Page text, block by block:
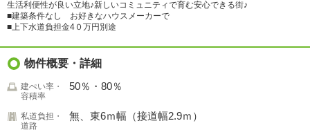
生活利便性が良い立地♪新しいコミュニティで育む安心できる街♪
■建築条件なし お好きなハウスメーカーで
■上下水道負担金4０万円別途
物件概要・詳細
建ぺい率・
容積率
50％・80％
私道負担・
道路
無、東6ｍ幅（接道幅2.9ｍ）